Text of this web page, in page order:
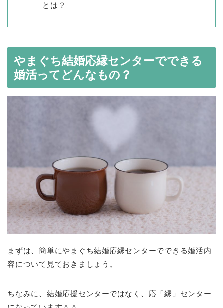
とは？
やまぐち結婚応縁センターでできる
婚活ってどんなもの？
まずは、簡単にやまぐち結婚応縁センターでできる婚活内
容について見ておきましょう。
ちなみに、結婚応援センターではなく、応「縁」センター